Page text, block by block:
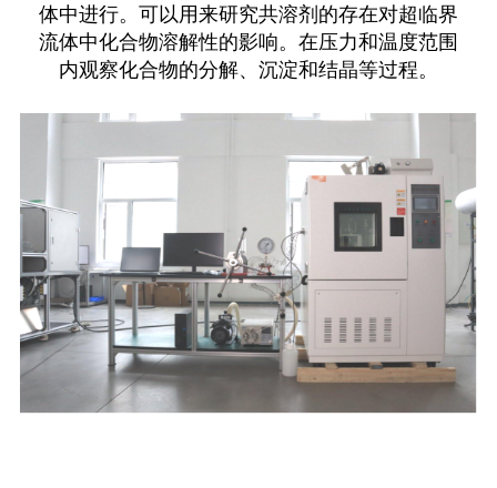
体中进行。可以用来研究共溶剂的存在对超临界
流体中化合物溶解性的影响。在压力和温度范围
内观察化合物的分解、沉淀和结晶等过程。